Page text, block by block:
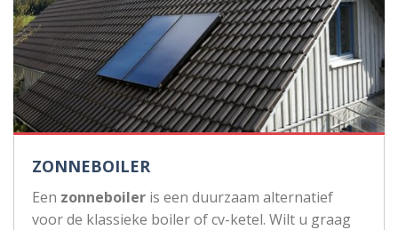
ZONNEBOILER
Een zonneboiler is een duurzaam alternatief
voor de klassieke boiler of cv-ketel. Wilt u graag